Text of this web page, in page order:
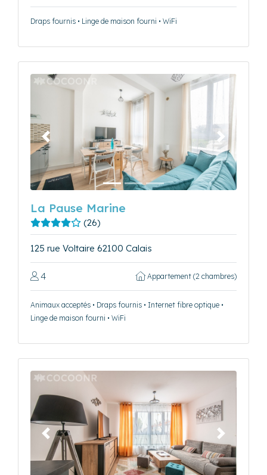
Draps fournis • Linge de maison fourni • WiFi
Précédent Suivant
La Pause Marine
(26)
125 rue Voltaire 62100 Calais
4 Appartement (2 chambres)
Animaux acceptés • Draps fournis • Internet fibre optique •
Linge de maison fourni • WiFi
Précédent Suivant